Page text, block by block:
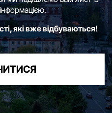
які вже відбуваються!